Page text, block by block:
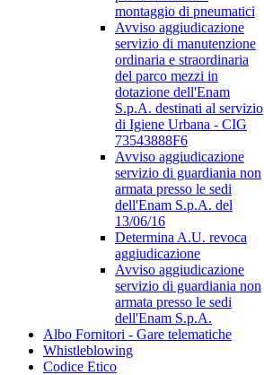
montaggio di pneumatici
Avviso aggiudicazione
servizio di manutenzione
ordinaria e straordinaria
del parco mezzi in
dotazione dell'Enam
S.p.A. destinati al servizio
di Igiene Urbana - CIG
73543888F6
Avviso aggiudicazione
servizio di guardiania non
armata presso le sedi
dell'Enam S.p.A. del
13/06/16
Determina A.U. revoca
aggiudicazione
Avviso aggiudicazione
servizio di guardiania non
armata presso le sedi
dell'Enam S.p.A.
Albo Fornitori - Gare telematiche
Whistleblowing
Codice Etico